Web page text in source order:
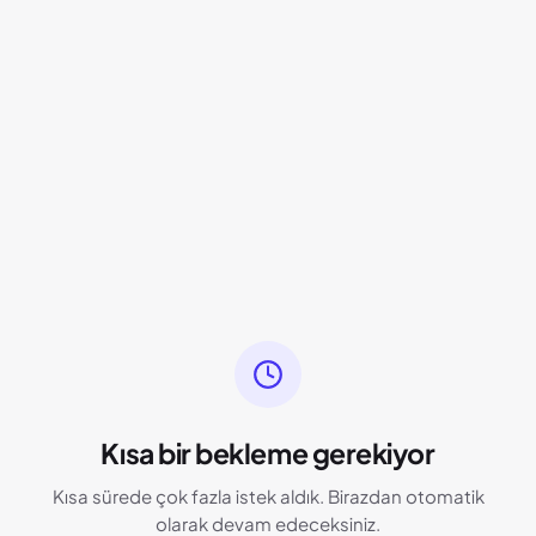
Kısa bir bekleme gerekiyor
Kısa sürede çok fazla istek aldık. Birazdan otomatik
olarak devam edeceksiniz.